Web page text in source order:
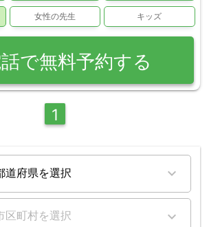
女性の先生 キッズ
で無料予約する
1